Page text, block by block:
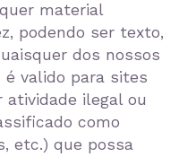
material
podendo ser texto,
dos nossos
valido para sites
ilegal ou
como
etc.) que possa